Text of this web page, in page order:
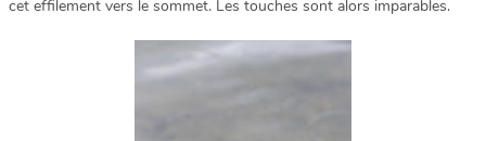
cet effilement vers le sommet. Les touches sont alors imparables.